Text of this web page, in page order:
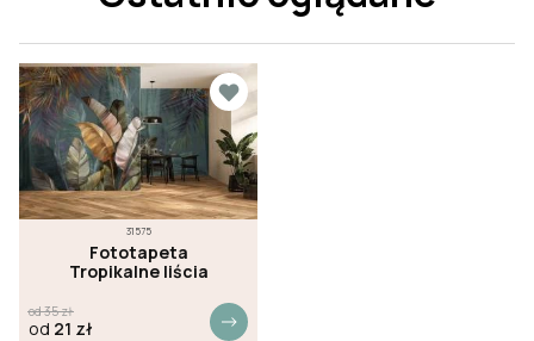
31575
Fototapeta
Tropikalne liścia
od35zł
od 21 zł